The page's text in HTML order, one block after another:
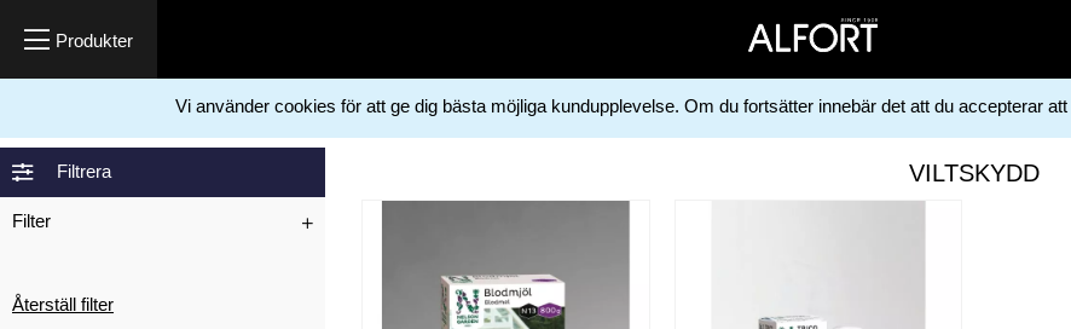
Vi använder cookies för att ge dig bästa möjliga kundupplevelse. Om du fortsätter innebär det att du accepterar att
Bekämpningsmedel Viltskydd
Filtrera
Filter
Återställ filter
VILTSKYDD